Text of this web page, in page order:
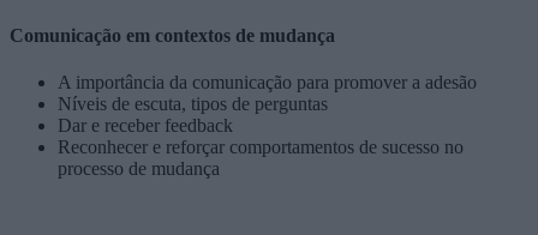
Comunicação em contextos de mudança
A importância da comunicação para promover a adesão
Níveis de escuta, tipos de perguntas
Dar e receber feedback
Reconhecer e reforçar comportamentos de sucesso no
processo de mudança